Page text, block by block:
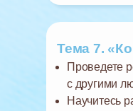
Тема 7.
Проведете
с другими
Научитесь